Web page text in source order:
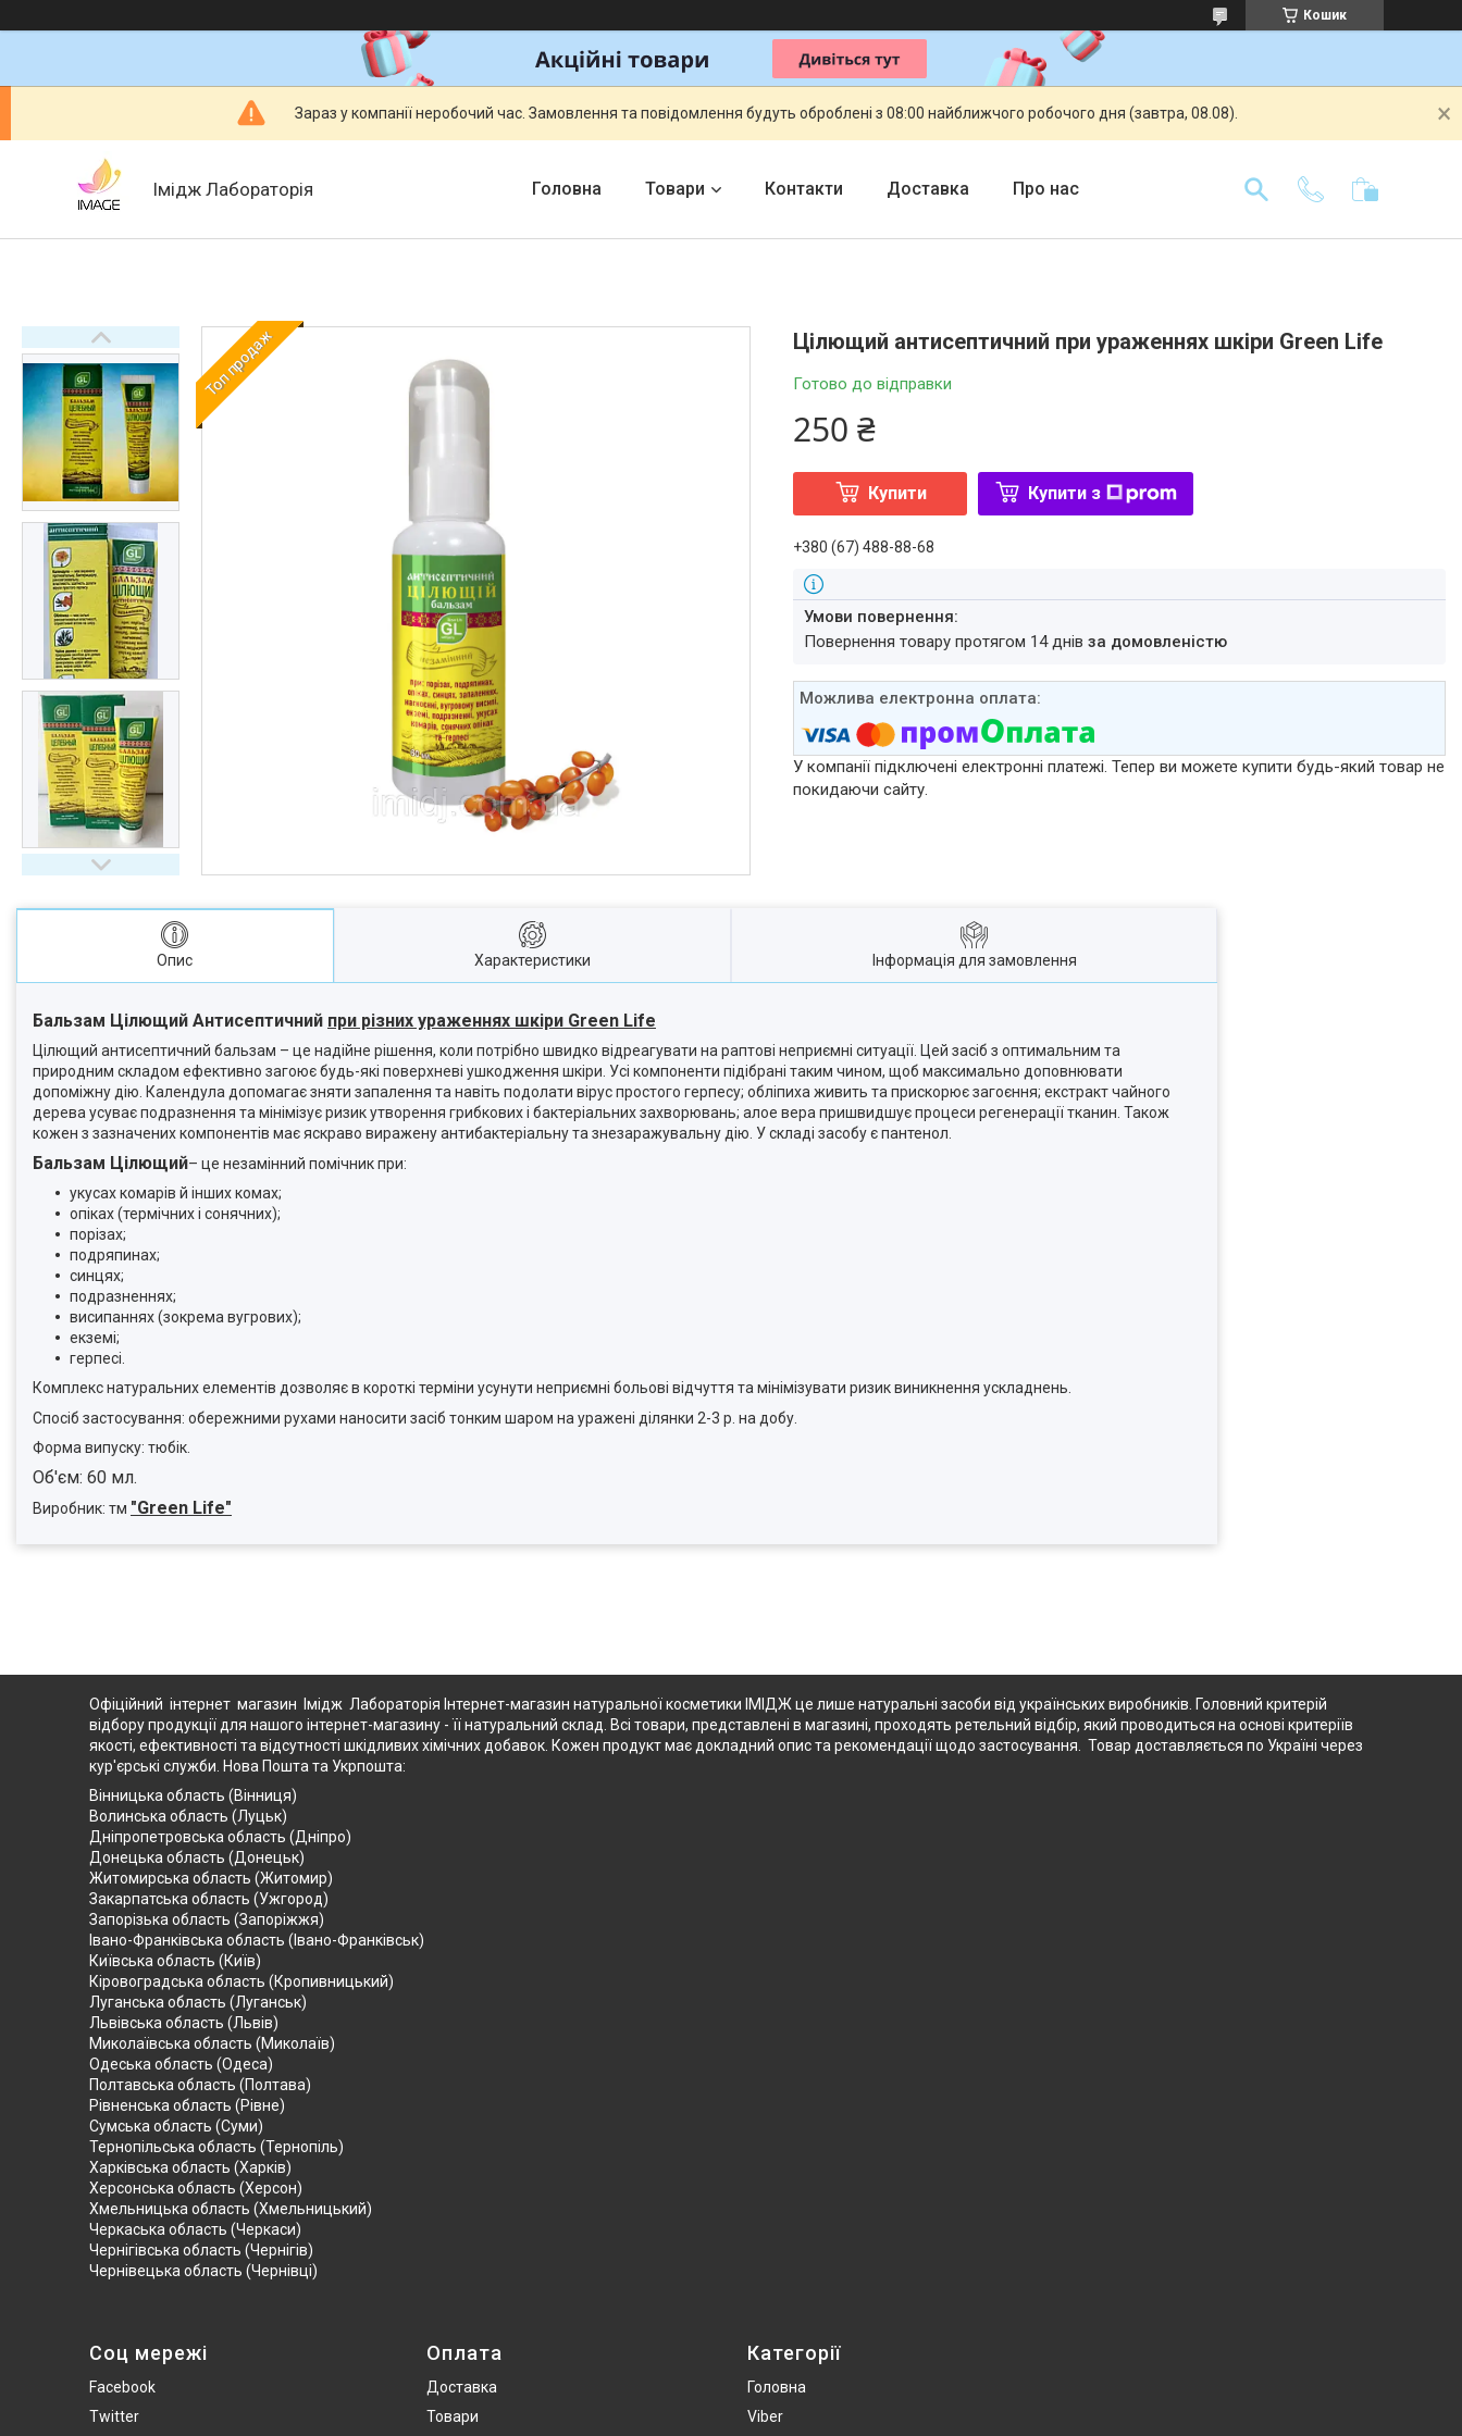
Кошик
Зараз у компанії неробочий час. Замовлення та повідомлення будуть оброблені з 08:00 найближчого робочого дня (завтра, 08.08).
Імідж Лабораторія Головна Товари Контакти Доставка Про нас
Топ продаж Цілющий антисептичний при ураженнях шкіри Green Life
Готово до відправки
250 ₴
Купити Купити з
+380 (67) 488-88-68
повернення товару протягом 14 днівза домовленістю
У компанії підключені електронні платежі. Тепер ви можете купити будь-який товар не
покидаючи сайту.
Опис Характеристики Інформація для замовлення
Бальзам Цілющий Антисептичний при різних ураженнях шкіри Green Life
Цілющий антисептичний бальзам – це надійне рішення, коли потрібно швидко відреагувати на раптові неприємні ситуації. Цей засіб з оптимальним та
природним складом ефективно загоює будь-які поверхневі ушкодження шкіри. Усі компоненти підібрані таким чином, щоб максимально доповнювати
допоміжну дію. Календула допомагає зняти запалення та навіть подолати вірус простого герпесу; обліпиха живить та прискорює загоєння; екстракт чайного
дерева усуває подразнення та мінімізує ризик утворення грибкових і бактеріальних захворювань; алое вера пришвидшує процеси регенерації тканин. Також
кожен з зазначених компонентів має яскраво виражену антибактеріальну та знезаражувальну дію. У складі засобу є пантенол.
Бальзам Цілющий– це незамінний помічник при:
укусах комарів й інших комах;
опіках (термічних і сонячних);
порізах;
подряпинах;
синцях;
подразненнях;
висипаннях (зокрема вугрових);
екземі;
герпесі.
Комплекс натуральних елементів дозволяє в короткі терміни усунути неприємні больові відчуття та мінімізувати ризик виникнення ускладнень.
Спосіб застосування: обережними рухами наносити засіб тонким шаром на уражені ділянки 2-3 р. на добу.
Форма випуску: тюбік.
Об'єм: 60 мл.
Виробник: тм "Green Life"
Офіційний інтернет магазин Імідж Лабораторія Інтернет-магазин натуральної косметики ІМІДЖ це лише натуральні засоби від українських виробників. Головний критерій
відбору продукції для нашого інтернет-магазину - її натуральний склад. Всі товари, представлені в магазині, проходять ретельний відбір, який проводиться на основі критеріїв
якості, ефективності та відсутності шкідливих хімічних добавок. Кожен продукт має докладний опис та рекомендації щодо застосування. Товар доставляється по Україні через
кур'єрські служби. Нова Пошта та Укрпошта:
Вінницька область (Вінниця)
Волинська область (Луцьк)
Дніпропетровська область (Дніпро)
Донецька область (Донецьк)
Житомирська область (Житомир)
Закарпатська область (Ужгород)
Запорізька область (Запоріжжя)
Івано-Франківська область (Івано-Франківськ)
Київська область (Київ)
Кіровоградська область (Кропивницький)
Луганська область (Луганськ)
Львівська область (Львів)
Миколаївська область (Миколаїв)
Одеська область (Одеса)
Полтавська область (Полтава)
Рівненська область (Рівне)
Сумська область (Суми)
Тернопільська область (Тернопіль)
Харківська область (Харків)
Херсонська область (Херсон)
Хмельницька область (Хмельницький)
Черкаська область (Черкаси)
Чернігівська область (Чернігів)
Чернівецька область (Чернівці)
Соц мережі
Facebook
Twitter
Оплата
Доставка
Товари
Категорії
Головна
Viber